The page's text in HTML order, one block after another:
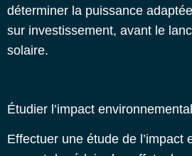
déterminer la puissance
sur investissement, avant le
solaire.
Étudier l’impact environnemental
Effectuer une étude de l’impact